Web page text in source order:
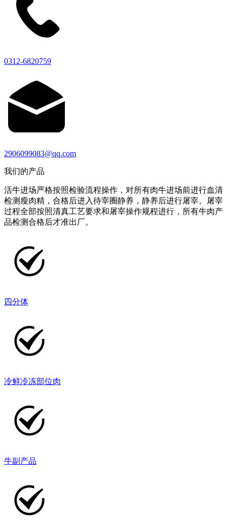
0312-6820759
2906099083@qq.com
我们的产品
活牛进场严格按照检验流程操作，对所有肉牛进场前进行血清
检测瘦肉精，合格后进入待宰圈静养，静养后进行屠宰。屠宰
过程全部按照清真工艺要求和屠宰操作规程进行，所有牛肉产
品检测合格后才准出厂。
四分体
冷鲜冷冻部位肉
牛副产品